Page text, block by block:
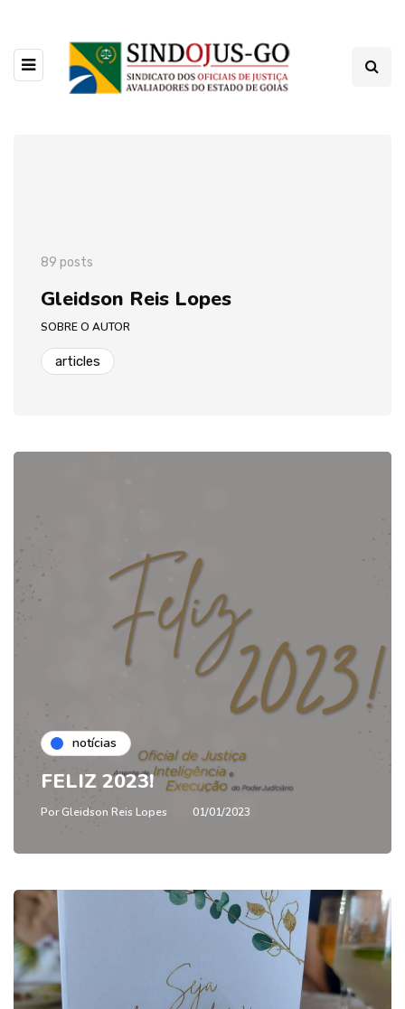
89 posts
Gleidson Reis Lopes
SOBRE O AUTOR
articles
notícias
FELIZ 2023!
PorGleidson Reis Lopes 01/01/2023